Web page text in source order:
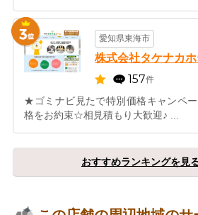
愛知県東海市
株式会社タケナカ
157件
★ゴミナビ見たで特別価格キャン
格をお約束☆相見積もり大歓迎♪ ...
おすすめランキングを見